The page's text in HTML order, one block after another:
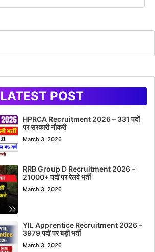
LATEST POST
HPRCA Recruitment 2026 – 331 पदों
पर सरकारी नौकरी
March 3, 2026
RRB Group D Recruitment 2026 –
21000+ पदों पर रेलवे भर्ती
March 3, 2026
YIL Apprentice Recruitment 2026 –
3979 पदों पर बड़ी भर्ती
March 3, 2026